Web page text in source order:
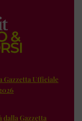
Gazzetta Ufficiale
dalla Gazzetta